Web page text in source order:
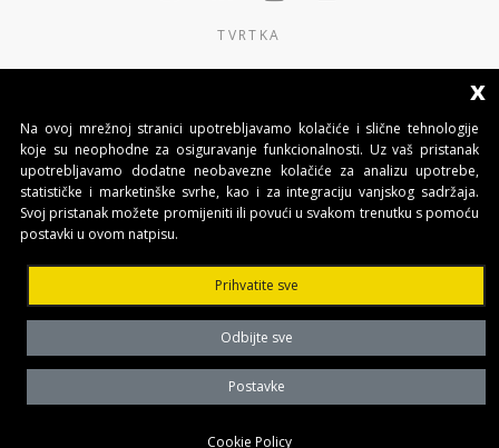
TVRTKA
PROIZVODI
KONTAKTI
BENINCA AUTOMATIKA D.O.O.
Marinići 183,Viškovo
51 216, (Hrvatska)
T +385 51 361 546
Temeljni kapital: 50.000,00 EUR (uplaćen u cjelosti)
Trgovački sud u Rijeci
x
Na ovoj mrežnoj stranici upotrebljavamo kolačiće i slične tehnologije
koje su neophodne za osiguravanje funkcionalnosti. Uz vaš pristanak
upotrebljavamo dodatne neobavezne kolačiće za analizu upotrebe,
statističke i marketinške svrhe, kao i za integraciju vanjskog sadržaja.
Svoj pristanak možete promijeniti ili povući u svakom trenutku s pomoću
postavki u ovom natpisu.
Prihvatite sve
Odbijte sve
Postavke
Cookie Policy